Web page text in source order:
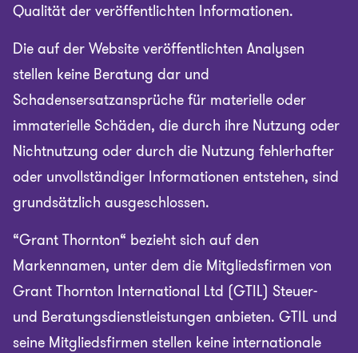
Qualität der veröffentlichten Informationen.
Die auf der Website veröffentlichten Analysen
stellen keine Beratung dar und
Schadensersatzansprüche für materielle oder
immaterielle Schäden, die durch ihre Nutzung oder
Nichtnutzung oder durch die Nutzung fehlerhafter
oder unvollständiger Informationen entstehen, sind
grundsätzlich ausgeschlossen.
“Grant Thornton“ bezieht sich auf den
Markennamen, unter dem die Mitgliedsfirmen von
Grant Thornton International Ltd (GTIL) Steuer-
und Beratungsdienstleistungen anbieten. GTIL und
seine Mitgliedsfirmen stellen keine internationale